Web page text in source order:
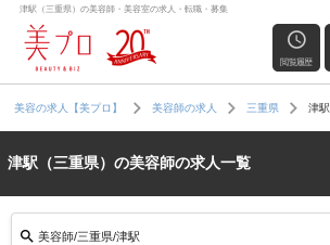
津駅（三重県）の美容師・美容室の求人・転職・募集
閲覧履歴
美容の求人【美プロ】 美容師の求人 三重県 津駅
津駅（三重県）の美容師の求人一覧
美容師/三重県/津駅